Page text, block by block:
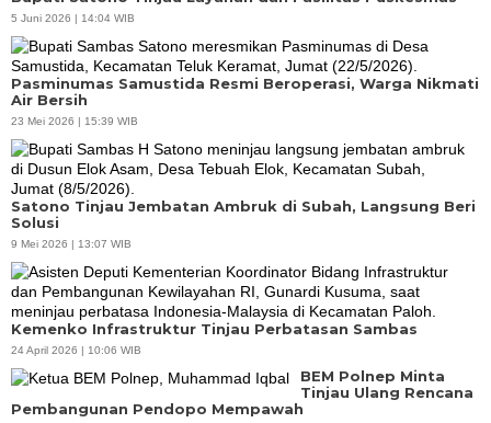
5 Juni 2026 | 14:04 WIB
Pasminumas Samustida Resmi Beroperasi, Warga Nikmati
Air Bersih
23 Mei 2026 | 15:39 WIB
Satono Tinjau Jembatan Ambruk di Subah, Langsung Beri
Solusi
9 Mei 2026 | 13:07 WIB
Kemenko Infrastruktur Tinjau Perbatasan Sambas
24 April 2026 | 10:06 WIB
BEM Polnep Minta
Tinjau Ulang Rencana
Pembangunan Pendopo Mempawah